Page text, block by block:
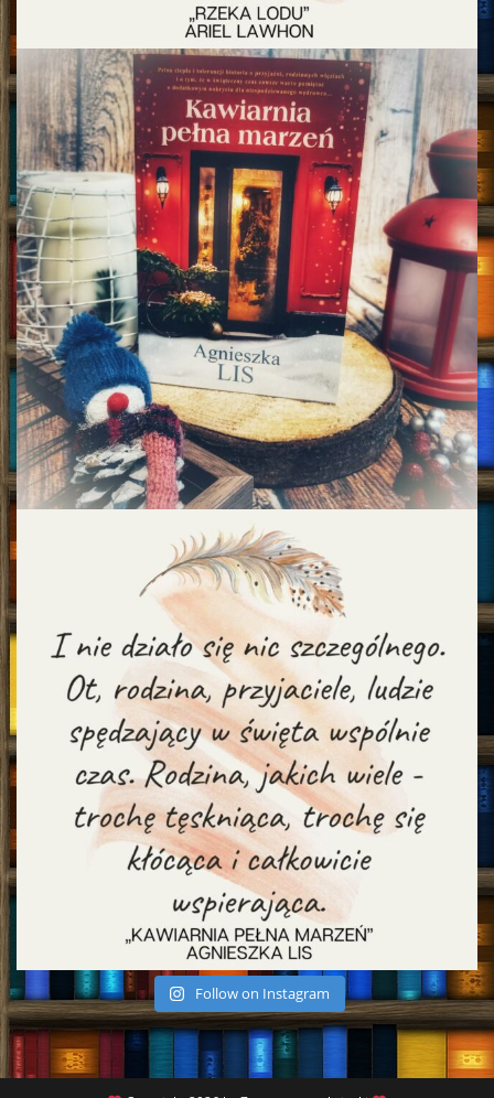
Follow on Instagram